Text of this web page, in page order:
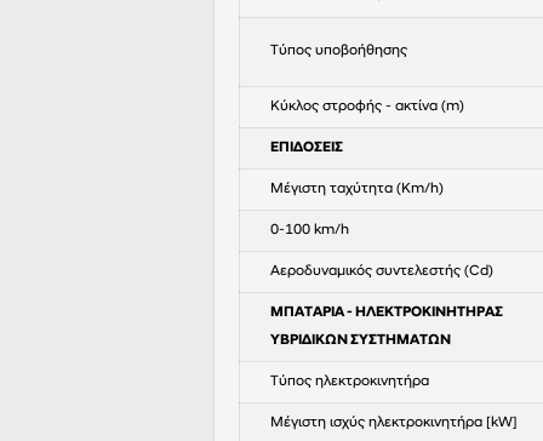
Τύπος υποβοήθησης
Κύκλος στροφής - ακτίνα (m)
ΕΠΙΔΟΣΕΙΣ
Μέγιστη ταχύτητα (Km/h)
0-100 km/h
Αεροδυναμικός συντελεστής (Cd)
ΜΠΑΤΑΡΙΑ - ΗΛΕΚΤΡΟΚΙΝΗΤΗΡΑΣ
ΥΒΡΙΔΙΚΩΝ ΣΥΣΤΗΜΑΤΩΝ
Τύπος ηλεκτροκινητήρα
Μέγιστη ισχύς ηλεκτροκινητήρα [kW]